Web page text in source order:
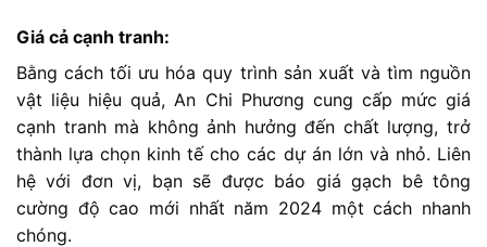
Giá cả cạnh tranh:
Bằng cách tối ưu hóa quy trình sản xuất và tìm nguồn
vật liệu hiệu quả, An Chi Phương cung cấp mức giá
cạnh tranh mà không ảnh hưởng đến chất lượng, trở
thành lựa chọn kinh tế cho các dự án lớn và nhỏ. Liên
hệ với đơn vị, bạn sẽ được báo giá gạch bê tông
cường độ cao mới nhất năm 2024 một cách nhanh
chóng.